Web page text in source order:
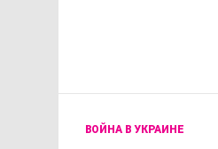
ВОЙНА В УКРАИНЕ